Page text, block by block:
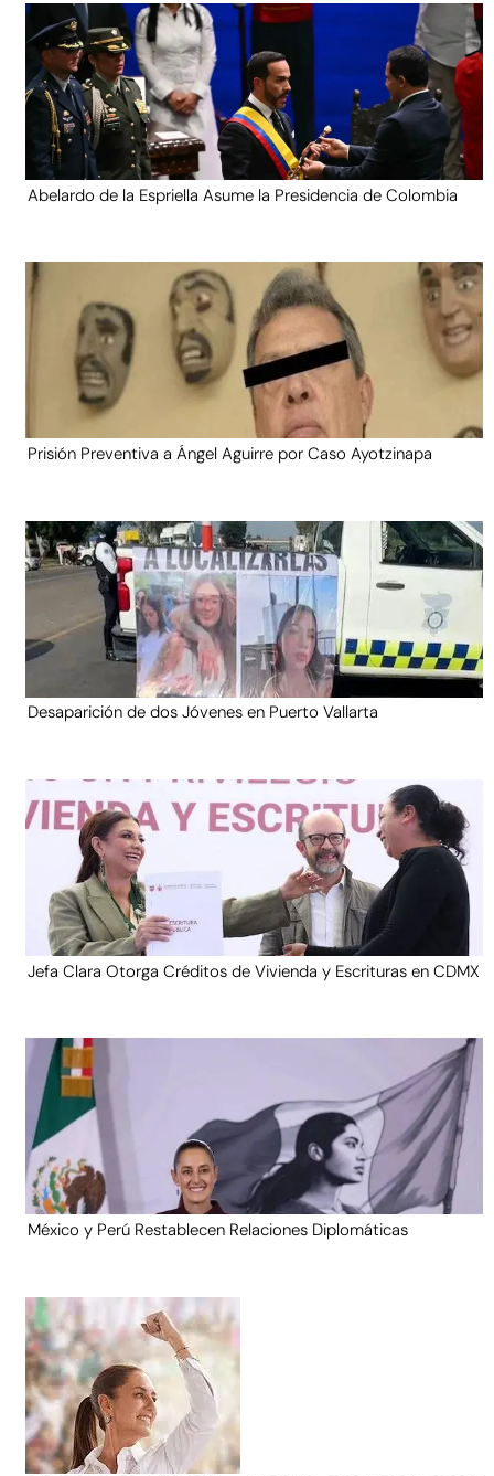
Abelardo de la Espriella Asume la Presidencia de Colombia
Prisión Preventiva a Ángel Aguirre por Caso Ayotzinapa
Desaparición de dos Jóvenes en Puerto Vallarta
Jefa Clara Otorga Créditos de Vivienda y Escrituras en CDMX
México y Perú Restablecen Relaciones Diplomáticas